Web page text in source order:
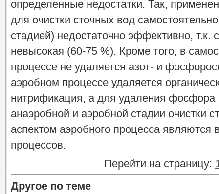
определенные недостатки. Так,
для очистки сточных вод
стадией) недостаточно эффективно, т.к.
невысокая (60-75 %). Кроме того, в
процессе не удаляется азот- и
аэробном процессе удаляется
нитрификация, а для удаления фосфора
анаэробной и аэробной стадии очистки
аспектом аэробного процесса являются
процессов.
Перейти на страницу:
Другое по теме